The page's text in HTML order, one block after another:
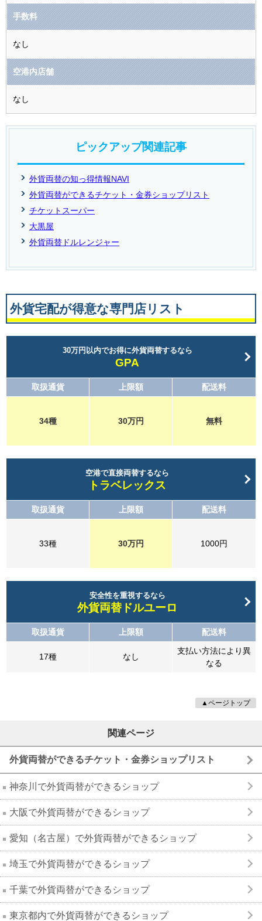
手数料
なし
空港内店舗
なし
ピックアップ関連記事
外貨両替の知っ得情報NAVI
外貨両替ができるチケット・金券ショップリスト
チケットスーパー
大黒屋
外貨両替ドルレンジャー
外貨宅配が得意な専門店リスト
30万円以内でお得に外貨両替するなら
GPA
取扱通貨 上限額 配送料
34種 30万円 無料
空港で直接両替するなら
トラベレックス
取扱通貨 上限額 配送料
33種 30万円 1000円
安全性を重視するなら
外貨両替ドルユーロ
取扱通貨 上限額 配送料
17種 なし
支払い方法により異
なる
▲ページトップ
関連ページ
外貨両替ができるチケット・金券ショップリスト
神奈川で外貨両替ができるショップ
大阪で外貨両替ができるショップ
愛知（名古屋）で外貨両替ができるショップ
埼玉で外貨両替ができるショップ
千葉で外貨両替ができるショップ
東京都内で外貨両替ができるショップ